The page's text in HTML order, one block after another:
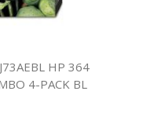
HP 364
4-PACK BL